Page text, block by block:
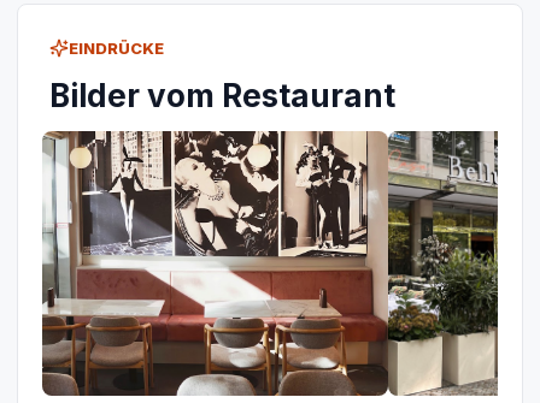
EINDRÜCKE
Bilder vom Restaurant